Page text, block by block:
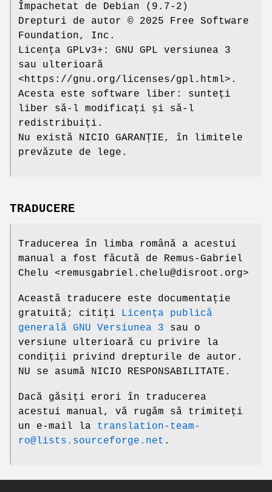
Împachetat de Debian (9.7-2)
Drepturi de autor © 2025 Free Software
Foundation, Inc.
Licența GPLv3+: GNU GPL versiunea 3
sau ulterioară
<https://gnu.org/licenses/gpl.html>.
Acesta este software liber: sunteți
liber să-l modificați și să-l
redistribuiți.
Nu există NICIO GARANȚIE, în limitele
prevăzute de lege.
TRADUCERE
Traducerea în limba română a acestui
manual a fost făcută de Remus-Gabriel
Chelu <remusgabriel.chelu@disroot.org>
Această traducere este documentație
gratuită; citiți
Licența publică
generală GNU Versiunea 3 sau o
versiune ulterioară cu privire la
condiții privind drepturile de autor.
NU se asumă NICIO RESPONSABILITATE.
Dacă găsiți erori în traducerea
acestui manual, vă rugăm să trimiteți
un e-mail la translation-team-
ro@lists.sourceforge.net .